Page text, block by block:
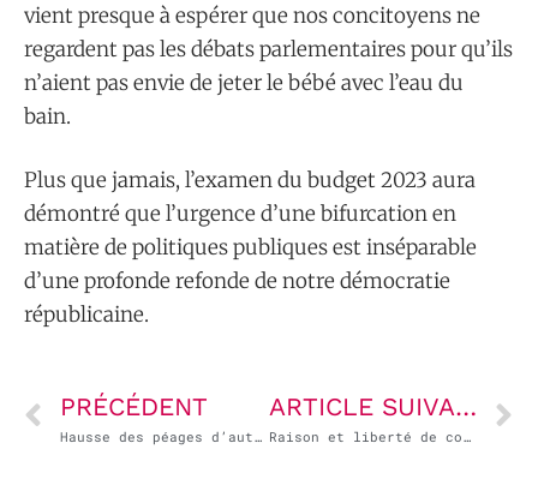
vient presque à espérer que nos concitoyens ne
regardent pas les débats parlementaires pour qu’ils
n’aient pas envie de jeter le bébé avec l’eau du
bain.
Plus que jamais, l’examen du budget 2023 aura
démontré que l’urgence d’une bifurcation en
matière de politiques publiques est inséparable
d’une profonde refonde de notre démocratie
républicaine.
PRÉCÉDENT
Hausse des péages d’autoroute : non à l’inflation par la rente !
ARTICLE SUIVANT
Raison et liberté de conscience sont nos seules boussoles